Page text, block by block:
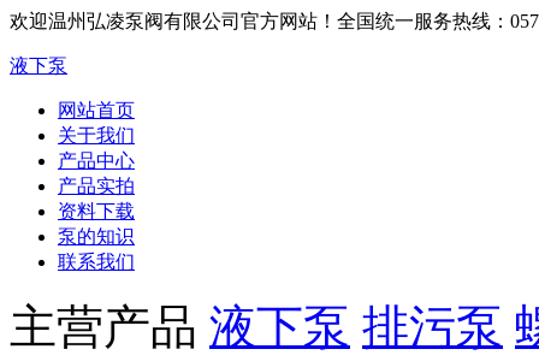
欢迎温州弘凌泵阀有限公司官方网站！ 全国统一服务热线：
液下泵
网站首页
关于我们
产品中心
产品实拍
资料下载
泵的知识
联系我们
主营产品 液下泵 排污泵